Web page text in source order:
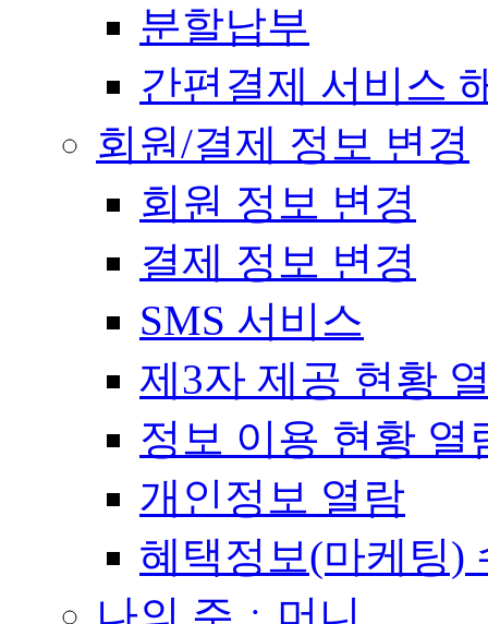
분할납부
간편결제 서비스
회원/결제 정보 변경
회원 정보 변경
결제 정보 변경
SMS 서비스
제3자 제공 현황
정보 이용 현황 열
개인정보 열람
혜택정보(마케팅)
나의 주ㆍ머니